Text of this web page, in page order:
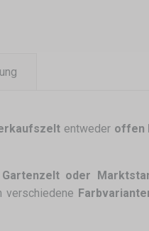
entweder offen
oder
verschiedene